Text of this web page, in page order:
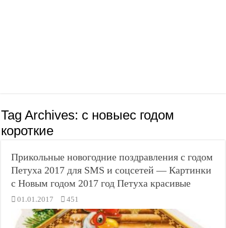
Tag Archives: с новыес годом
короткие
Прикольные новогодние поздравления с годом
Петуха 2017 для SMS и соцсетей — Картинки
с Новым годом 2017 год Петуха красивые
01.01.2017 451